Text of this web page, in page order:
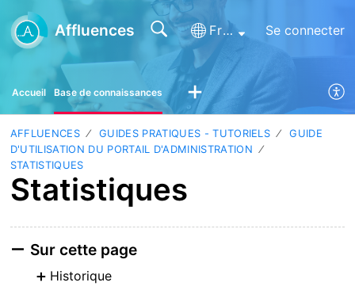
Affluences Français (France) Se connecter
Accueil Base de connaissances
AFFLUENCES GUIDES PRATIQUES - TUTORIELS
GUIDE
D'UTILISATION DU PORTAIL D'ADMINISTRATION
STATISTIQUES
Statistiques
Sur cette page
Historique